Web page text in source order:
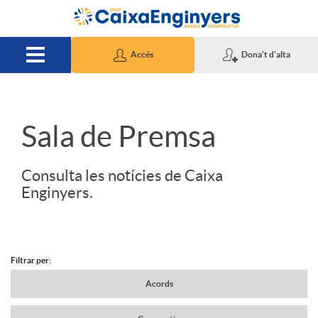
Salta al contingut principal
Accés Dona't d'alta
S
d
Sala de Premsa
Consulta les notícies de Caixa
Enginyers.
N
Filtrar per:
Acords